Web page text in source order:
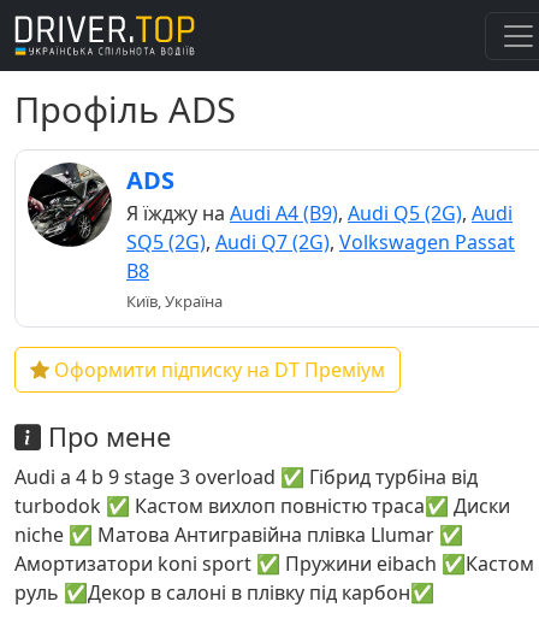
Профіль ADS
ADS
Я їжджу на Audi A4 (B9), Audi Q5 (2G), Audi
SQ5 (2G), Audi Q7 (2G), Volkswagen Passat
B8
Київ, Україна
Оформити підписку на DT Преміум
Про мене
Audi a 4 b 9 stage 3 overload ✅ Гібрид турбіна від
turbodok ✅ Кастом вихлоп повністю траса✅ Диски
niche ✅ Матова Антигравійна плівка Llumar ✅
Амортизатори koni sport ✅ Пружини eibach ✅Кастом
руль ✅Декор в салоні в плівку під карбон✅